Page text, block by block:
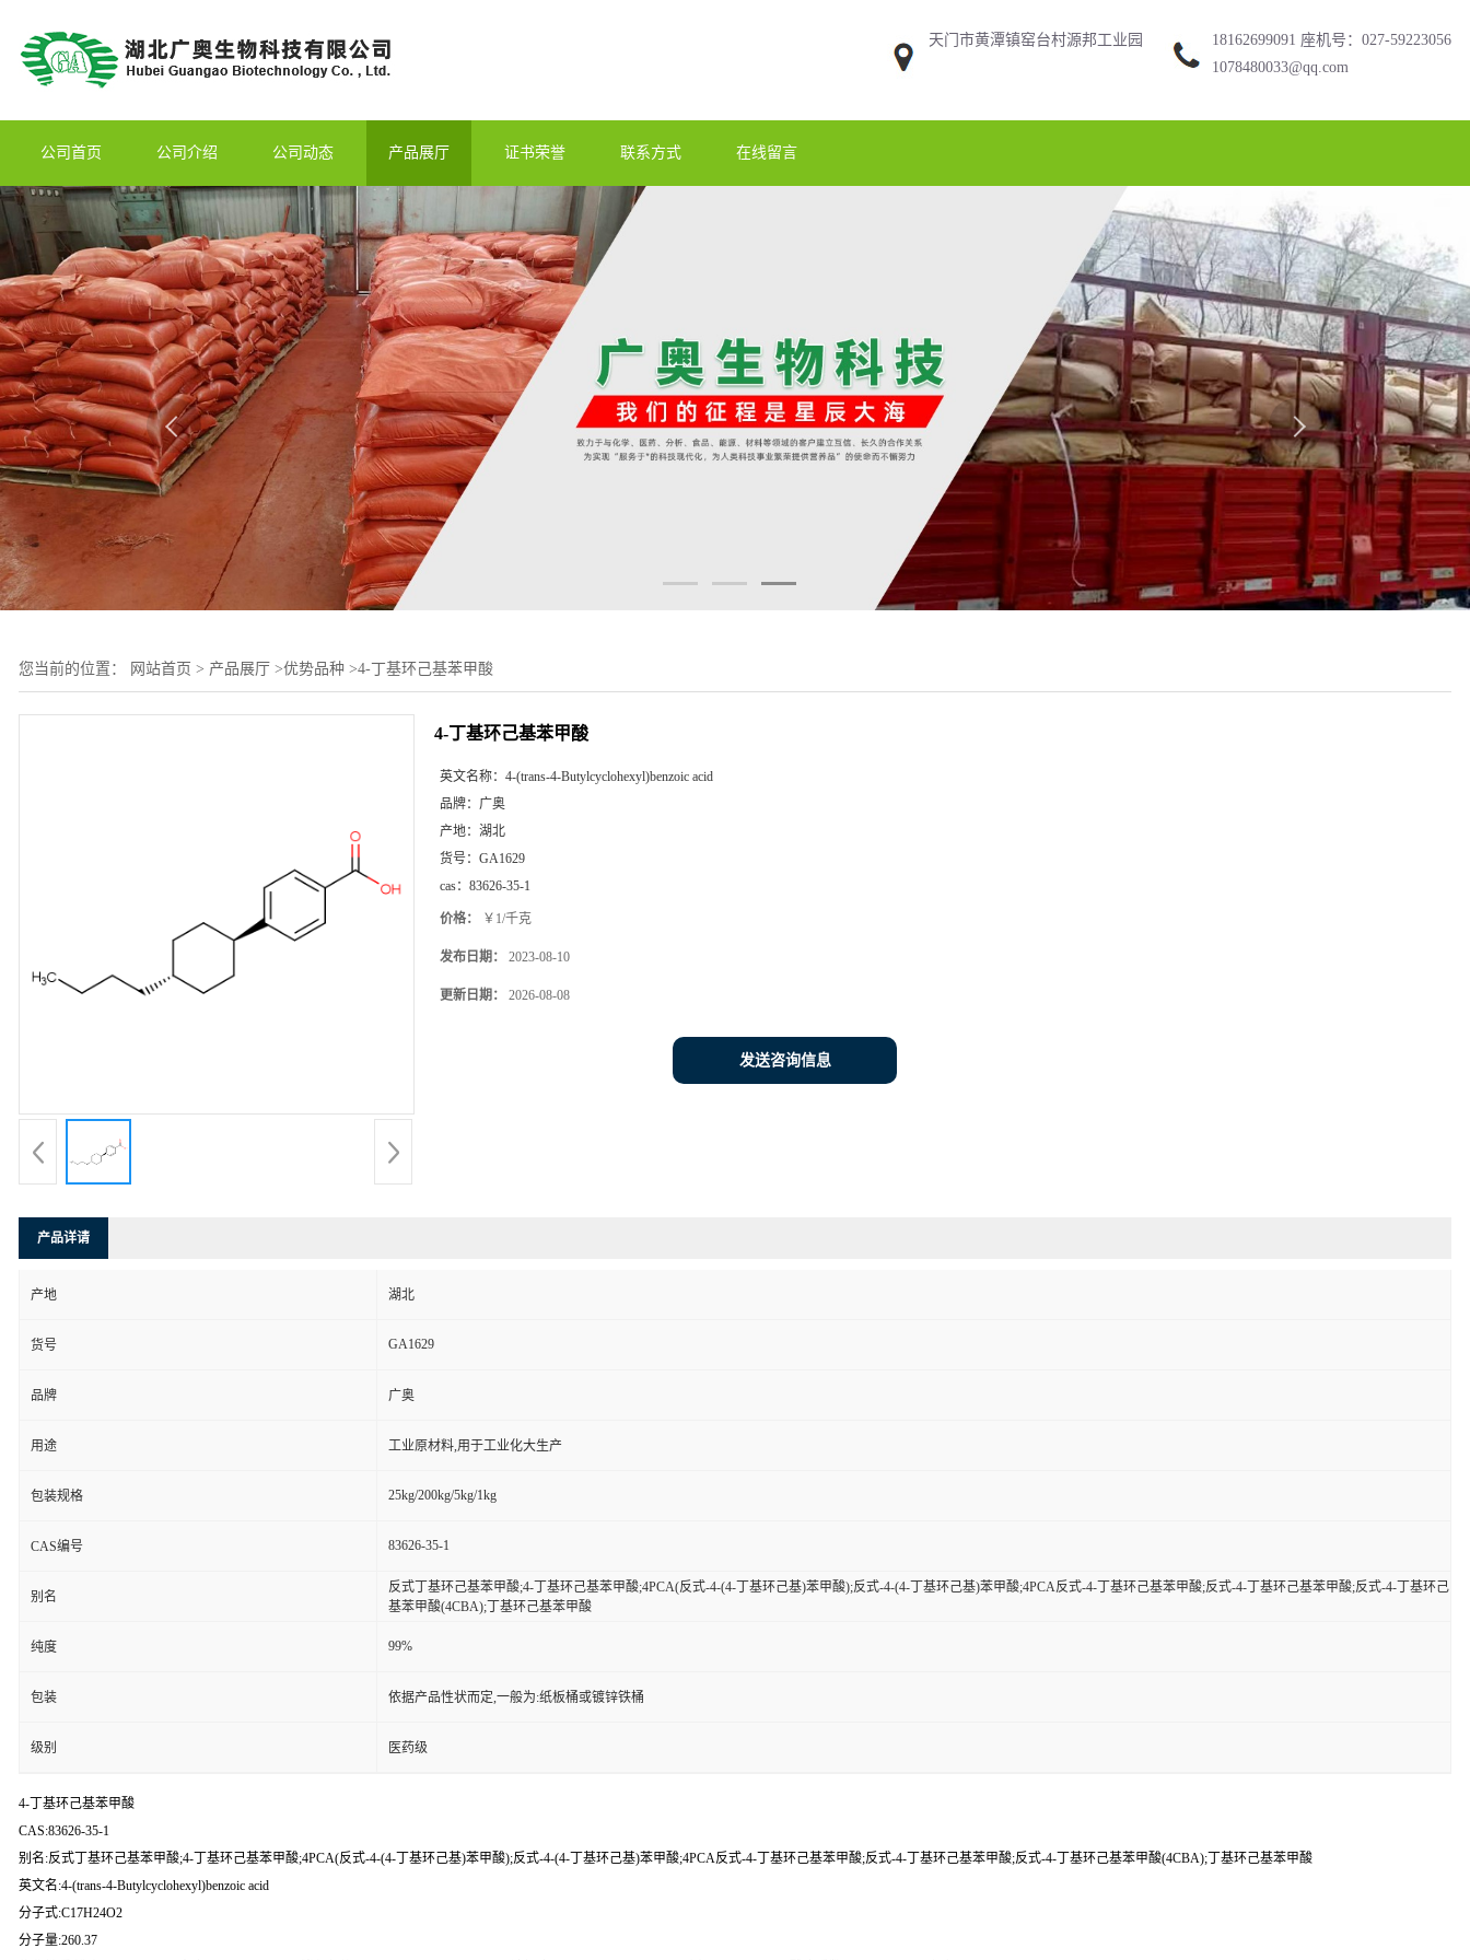
天门市黄潭镇窑台村源邦工业园
18162699091 座机号：027-59223056
1078480033@qq.com
公司首页 公司介绍 公司动态 产品展厅 证书荣誉 联系方式 在线留言
您当前的位置： 网站首页 > 产品展厅 >优势品种 >4-丁基环己基苯甲酸
4-丁基环己基苯甲酸
英文名称： 4-(trans-4-Butylcyclohexyl)benzoic acid
品牌： 广奥
产地： 湖北
货号： GA1629
cas： 83626-35-1
价格： ￥1/千克
发布日期： 2023-08-10
更新日期： 2026-08-08
发送咨询信息
产品详请
产地 湖北
货号 GA1629
品牌 广奥
用途 工业原材料,用于工业化大生产
包装规格 25kg/200kg/5kg/1kg
CAS编号 83626-35-1
别名
反式丁基环己基苯甲酸;4-丁基环己基苯甲酸;4PCA(反式-4-(4-丁基环己基)苯甲酸);反式-4-(4-丁基环己基)苯甲酸;4PCA反式-4-丁基环己基苯甲酸;反式-4-丁基环己基苯甲酸;反式-4-丁基环己
基苯甲酸(4CBA);丁基环己基苯甲酸
纯度 99%
包装 依据产品性状而定,一般为:纸板桶或镀锌铁桶
级别 医药级
4-丁基环己基苯甲酸
CAS:83626-35-1
别名:反式丁基环己基苯甲酸;4-丁基环己基苯甲酸;4PCA(反式-4-(4-丁基环己基)苯甲酸);反式-4-(4-丁基环己基)苯甲酸;4PCA反式-4-丁基环己基苯甲酸;反式-4-丁基环己基苯甲酸;反式-4-丁基环己基苯甲酸(4CBA);丁基环己基苯甲酸
英文名:4-(trans-4-Butylcyclohexyl)benzoic acid
分子式:C17H24O2
分子量:260.37